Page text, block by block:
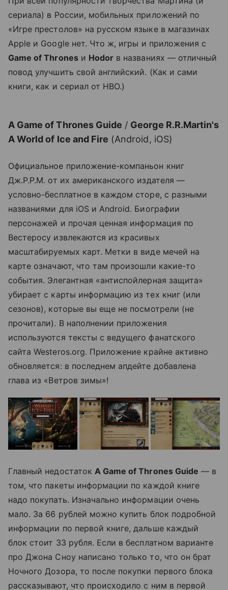
сериала) в России, мобильных приложений по
«Игре престолов» на русском языке в магазинах
Apple и Google нет. Что ж, игры и приложения с
Game of Thronesи Hodor в названиях — отличный
повод улучшить свой английский. (Как и сами
книги, как и сериал от HBO.)
A Game of Thrones Guide / George R.R.Martin's
A World of Ice and Fire (Android, iOS)
Официальное приложение-компаньон книг
Дж.Р.Р.М. от их американского издателя —
условно-бесплатное в каждом сторе, с разными
названиями для iOS и Android. Биографии
персонажей и прочая ценная информация по
Вестеросу извлекаются из красивых
масштабируемых карт. Метки в виде мечей на
карте означают, что там произошли какие-то
события. Элегантная «антиспойлерная защита»
убирает с карты информацию из тех книг (или
сезонов), которые вы еще не посмотрели (не
прочитали). В наполнении приложения
используются тексты с ведущего фанатского
сайта Westeros.org. Приложение крайне активно
обновляется: в последнем апдейте добавлена
глава из «Ветров зимы»!
Главный недостаток A Game of Thrones Guide — в
том, что пакеты информации по каждой книге
надо покупать. Изначально информации очень
мало. За 66 рублей можно купить блок подробной
информации по первой книге, дальше каждый
блок стоит 33 рубля. Если в бесплатном варианте
про Джона Сноу написано только то, что он брат
Ночного Дозора, то после покупки первого блока
рассказывают, что происходило с ним в первой